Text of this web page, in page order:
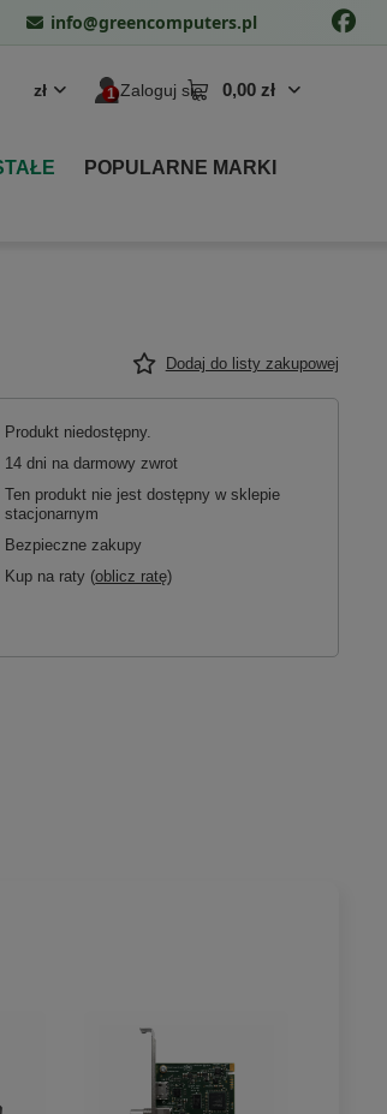
zł Zaloguj się 0,00 zł
POPULARNE MARKI
Dodaj do listy zakupowej
Produkt niedostępny
14 dni na darmowy zwrot
Ten produkt nie jest dostępny w sklepie
stacjonarnym
Bezpieczne zakupy
Kup na raty (oblicz ratę)
info@greencomputers.pl